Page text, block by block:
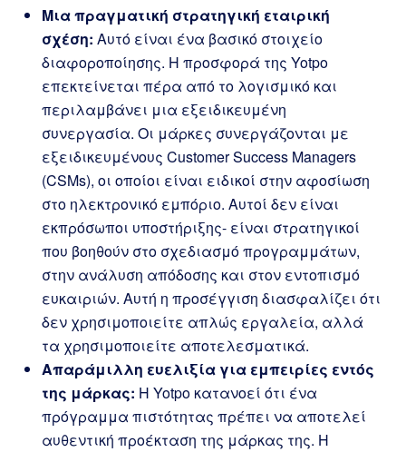
Μια πραγματική στρατηγική εταιρική
σχέση: Αυτό είναι ένα βασικό στοιχείο
διαφοροποίησης. Η προσφορά της Yotpo
επεκτείνεται πέρα από το λογισμικό και
περιλαμβάνει μια εξειδικευμένη
συνεργασία. Οι μάρκες συνεργάζονται με
εξειδικευμένους Customer Success Managers
(CSMs), οι οποίοι είναι ειδικοί στην αφοσίωση
στο ηλεκτρονικό εμπόριο. Αυτοί δεν είναι
εκπρόσωποι υποστήριξης- είναι στρατηγικοί
που βοηθούν στο σχεδιασμό προγραμμάτων,
στην ανάλυση απόδοσης και στον εντοπισμό
ευκαιριών. Αυτή η προσέγγιση διασφαλίζει ότι
δεν χρησιμοποιείτε απλώς εργαλεία, αλλά
τα χρησιμοποιείτε αποτελεσματικά.
Απαράμιλλη ευελιξία για εμπειρίες εντός
της μάρκας: Η Yotpo κατανοεί ότι ένα
πρόγραμμα πιστότητας πρέπει να αποτελεί
αυθεντική προέκταση της μάρκας της. Η